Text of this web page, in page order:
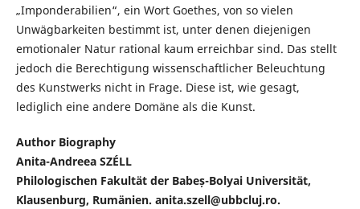
„Imponderabilien“, ein Wort Goethes, von so vielen
Unwägbarkeiten bestimmt ist, unter denen diejenigen
emotionaler Natur rational kaum erreichbar sind. Das stellt
jedoch die Berechtigung wissenschaftlicher Beleuchtung
des Kunstwerks nicht in Frage. Diese ist, wie gesagt,
lediglich eine andere Domäne als die Kunst.
Author Biography
Anita-Andreea SZÉLL
Philologischen Fakultät der Babeș-Bolyai Universität,
Klausenburg, Rumänien. anita.szell@ubbcluj.ro.